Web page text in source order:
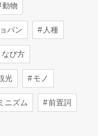
動物
パン 人種
び方
光 モノ
ニズム 前置詞